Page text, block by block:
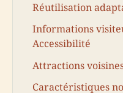
Réutilisation
Informations
Accessibilité
Attractions
Caractéristiques